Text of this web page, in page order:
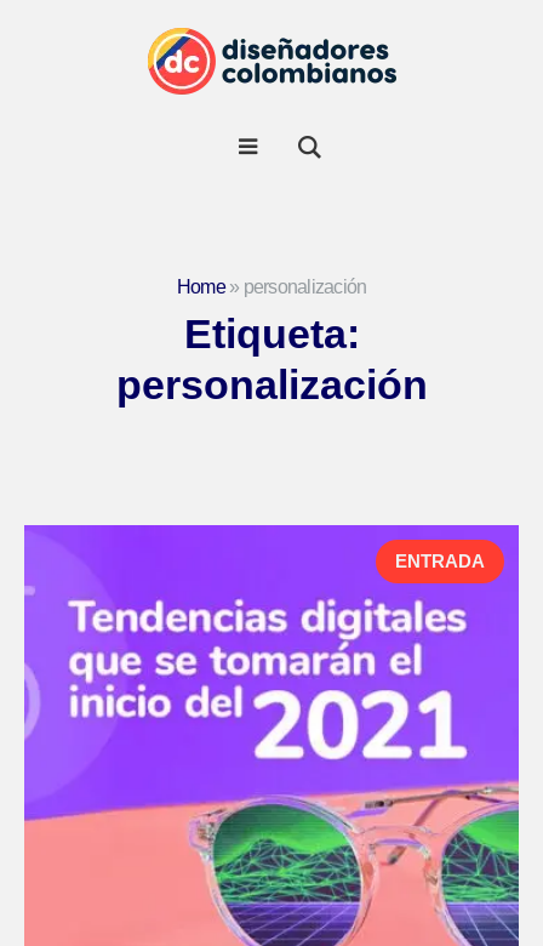
Home» personalización
Etiqueta:
personalización
ENTRADA